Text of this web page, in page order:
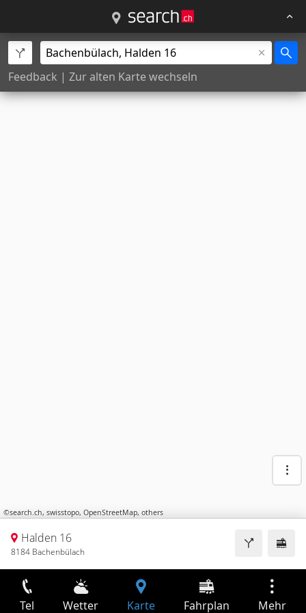
Feedback | Zur alten Karte wechseln
©search.ch, swisstopo, OpenStreetMap, others
Halden 16
8184 Bachenbülach
Tel Wetter Karte Fahrplan Mehr